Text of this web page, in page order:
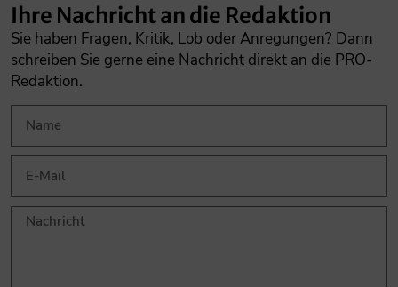
Ihre Nachricht an die Redaktion
Sie haben Fragen, Kritik, Lob oder Anregungen? Dann
schreiben Sie gerne eine Nachricht direkt an die PRO-
Redaktion.